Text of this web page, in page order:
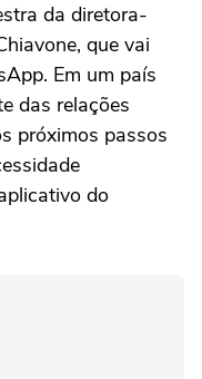
da diretora-
que vai
Em um país
das relações
próximos passos
do